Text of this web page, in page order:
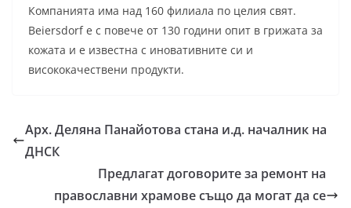
Компанията има над 160 филиала по целия свят.
Beiersdorf е с повече от 130 години опит в грижата за
кожата и е известна с иновативните си и
висококачествени продукти.
Арх. Деляна Панайотова стана и.д. началник на
ДНСК
Предлагат договорите за ремонт на
православни храмове също да могат да се